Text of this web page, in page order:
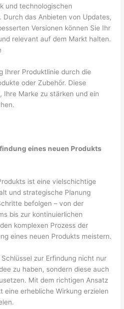
und technologischen
das Anbieten von Updates,
Versionen können Sie Ihr
relevant auf dem Markt halten.
Ihrer Produktlinie durch die
oder Zubehör. Diese
Ihre Marke zu stärken und ein
eines neuen Produkts
ist eine vielschichtige
und strategische Planung
befolgen – von der
bis zur kontinuierlichen
komplexen Prozess der
eines neuen Produkts meistern.
zur Erfindung nicht nur
zu haben, sondern diese auch
Mit dem richtigen Ansatz
eine erhebliche Wirkung erzielen